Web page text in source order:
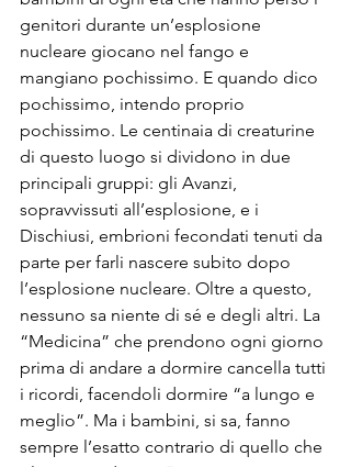
genitori durante un’esplosione
nucleare giocano nel fango e
mangiano pochissimo. E quando dico
pochissimo, intendo proprio
pochissimo. Le centinaia di creaturine
di questo luogo si dividono in due
principali gruppi: gli Avanzi,
sopravvissuti all’esplosione, e i
Dischiusi, embrioni fecondati tenuti da
parte per farli nascere subito dopo
l’esplosione nucleare. Oltre a questo,
nessuno sa niente di sé e degli altri. La
“Medicina” che prendono ogni giorno
prima di andare a dormire cancella tutti
i ricordi, facendoli dormire “a lungo e
meglio”. Ma i bambini, si sa, fanno
sempre l’esatto contrario di quello che